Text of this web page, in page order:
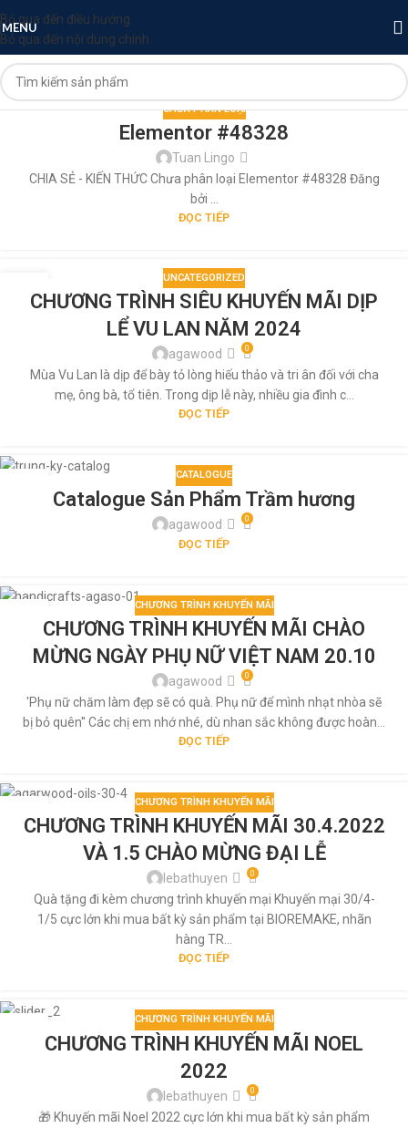
Bỏ qua đến điều hướng
Bỏ qua đến nội dung chính
MENU
CHƯA PHÂN LOẠI
Elementor #48328
Tuan Lingo
CHIA SẺ - KIẾN THỨC Chưa phân loại Elementor #48328 Đăng
bởi ...
ĐỌC TIẾP
06
TH8
UNCATEGORIZED
CHƯƠNG TRÌNH SIÊU KHUYẾN MÃI DỊP
LỂ VU LAN NĂM 2024
agawood 0
Mùa Vu Lan là dịp để bày tỏ lòng hiếu thảo và tri ân đối với cha
mẹ, ông bà, tổ tiên. Trong dịp lễ này, nhiều gia đình c...
ĐỌC TIẾP
CATALOGUE
Catalogue Sản Phẩm Trầm hương
agawood 0
ĐỌC TIẾP
CHƯƠNG TRÌNH KHUYẾN MÃI
CHƯƠNG TRÌNH KHUYẾN MÃI CHÀO
MỪNG NGÀY PHỤ NỮ VIỆT NAM 20.10
agawood 0
'Phụ nữ chăm làm đẹp sẽ có quà. Phụ nữ để mình nhạt nhòa sẽ
bị bỏ quên'' Các chị em nhớ nhé, dù nhan sắc không được hoàn...
ĐỌC TIẾP
TH5
CHƯƠNG TRÌNH KHUYẾN MÃI
CHƯƠNG TRÌNH KHUYẾN MÃI 30.4.2022
VÀ 1.5 CHÀO MỪNG ĐẠI LỄ
lebathuyen 0
Quà tặng đi kèm chương trình khuyến mại Khuyến mại 30/4-
1/5 cực lớn khi mua bất kỳ sản phẩm tại BIOREMAKE, nhãn
hàng TR...
ĐỌC TIẾP
CHƯƠNG TRÌNH KHUYẾN MÃI
CHƯƠNG TRÌNH KHUYẾN MÃI NOEL
2022
lebathuyen 0
🎁 Khuyến mãi Noel 2022 cực lớn khi mua bất kỳ sản phẩm